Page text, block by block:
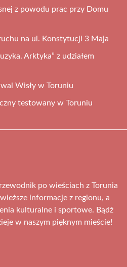
z powodu prac przy Domu
na ul. Konstytucji 3 Maja
Arktyka” z udziałem
Wisły w Toruniu
testowany w Toruniu
po wieściach z Torunia
informacje z regionu, a
kulturalne i sportowe. Bądź
w naszym pięknym mieście!